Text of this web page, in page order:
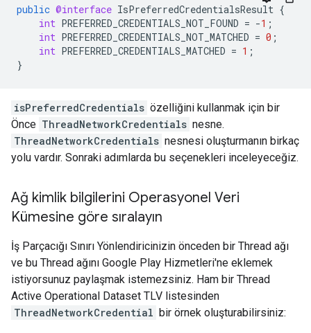
public @interface IsPreferredCredentialsResult {
int PREFERRED_CREDENTIALS_NOT_FOUND = -1 ;
int PREFERRED_CREDENTIALS_NOT_MATCHED = 0 ;
int PREFERRED_CREDENTIALS_MATCHED = 1 ;
}
isPreferredCredentials özelliğini kullanmak için bir
Önce ThreadNetworkCredentials nesne.
ThreadNetworkCredentials nesnesi oluşturmanın birkaç
yolu vardır. Sonraki adımlarda bu seçenekleri inceleyeceğiz.
Ağ kimlik bilgilerini Operasyonel Veri
Kümesine göre sıralayın
İş Parçacığı Sınırı Yönlendiricinizin önceden bir Thread ağı
ve bu Thread ağını Google Play Hizmetleri'ne eklemek
istiyorsunuz paylaşmak istemezsiniz. Ham bir Thread
Active Operational Dataset TLV listesinden
ThreadNetworkCredential bir örnek oluşturabilirsiniz: